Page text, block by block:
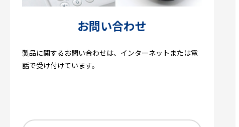
お問い合わせ
製品に関するお問い合わせは、インターネットまたは電
話で受け付けています。